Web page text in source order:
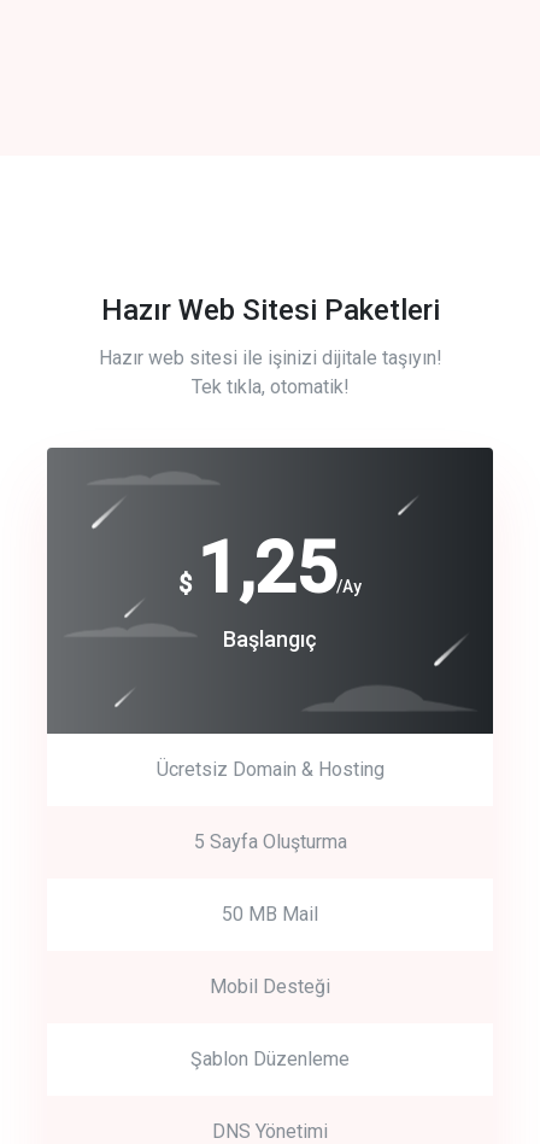
Hazır Web Sitesi Paketleri
Hazır web sitesi ile işinizi dijitale taşıyın!
Tek tıkla, otomatik!
$ 1,25/Ay
Başlangıç
Ücretsiz Domain & Hosting
5 Sayfa Oluşturma
50 MB Mail
Mobil Desteği
Şablon Düzenleme
DNS Yönetimi
Free
Basic